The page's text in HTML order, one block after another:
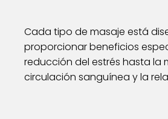
Cada tipo de masaje está
proporcionar beneficios
reducción del estrés hasta la
circulación sanguínea y la